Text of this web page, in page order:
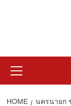
Menu
HOME
นครนายก